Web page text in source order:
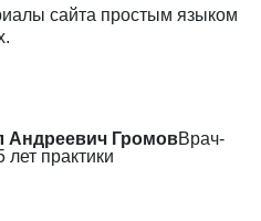
сайта простым языком
Андреевич ГромовВрач-
лет практики